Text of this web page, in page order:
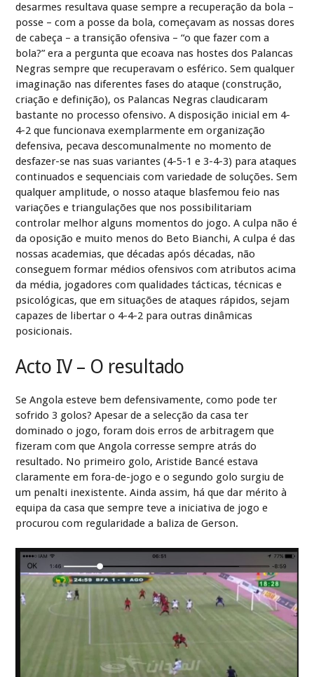
desarmes resultava quase sempre a recuperação da bola –
posse – com a posse da bola, começavam as nossas dores
de cabeça – a transição ofensiva – “o que fazer com a
bola?” era a pergunta que ecoava nas hostes dos Palancas
Negras sempre que recuperavam o esférico. Sem qualquer
imaginação nas diferentes fases do ataque (construção,
criação e definição), os Palancas Negras claudicaram
bastante no processo ofensivo. A disposição inicial em 4-
4-2 que funcionava exemplarmente em organização
defensiva, pecava descomunalmente no momento de
desfazer-se nas suas variantes (4-5-1 e 3-4-3) para ataques
continuados e sequenciais com variedade de soluções. Sem
qualquer amplitude, o nosso ataque blasfemou feio nas
variações e triangulações que nos possibilitariam
controlar melhor alguns momentos do jogo. A culpa não é
da oposição e muito menos do Beto Bianchi, A culpa é das
nossas academias, que décadas após décadas, não
conseguem formar médios ofensivos com atributos acima
da média, jogadores com qualidades tácticas, técnicas e
psicológicas, que em situações de ataques rápidos, sejam
capazes de libertar o 4-4-2 para outras dinâmicas
posicionais.
Acto IV – O resultado
Se Angola esteve bem defensivamente, como pode ter
sofrido 3 golos? Apesar de a selecção da casa ter
dominado o jogo, foram dois erros de arbitragem que
fizeram com que Angola corresse sempre atrás do
resultado. No primeiro golo, Aristide Bancé estava
claramente em fora-de-jogo e o segundo golo surgiu de
um penalti inexistente. Ainda assim, há que dar mérito à
equipa da casa que sempre teve a iniciativa de jogo e
procurou com regularidade a baliza de Gerson.